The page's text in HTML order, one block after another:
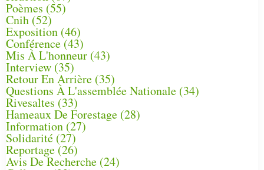
Poèmes (55)
Cnih (52)
Exposition (46)
Conférence(43)
Mis À L'honneur (43)
Interview (35)
Retour En Arrière (35)
Questions À L'assemblée Nationale (34)
Rivesaltes (33)
Hameaux De Forestage (28)
Information (27)
Solidarité (27)
Reportage(26)
Avis De Recherche (24)